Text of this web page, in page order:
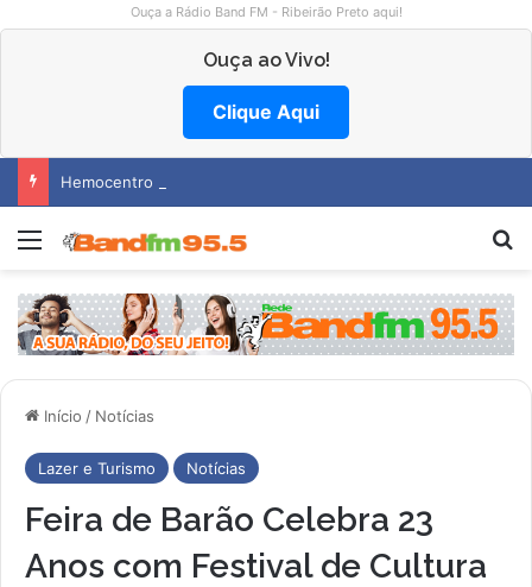
Ouça a Rádio Band FM - Ribeirão Preto aqui!
Ouça ao Vivo!
Clique Aqui
Hemocentro abre vagas na região
Menu
Início / Notícias
Lazer e Turismo Notícias
Feira de Barão Celebra 23
Anos com Festival de Cultura